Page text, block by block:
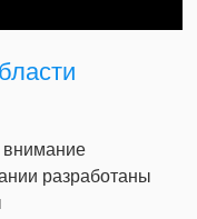
разработаны